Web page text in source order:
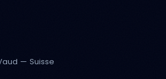
— Suisse